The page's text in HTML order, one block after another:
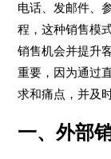
电话、发邮件、
程，这种销售模
销售机会并提升
重要，因为通过
求和痛点，并及
一、外部